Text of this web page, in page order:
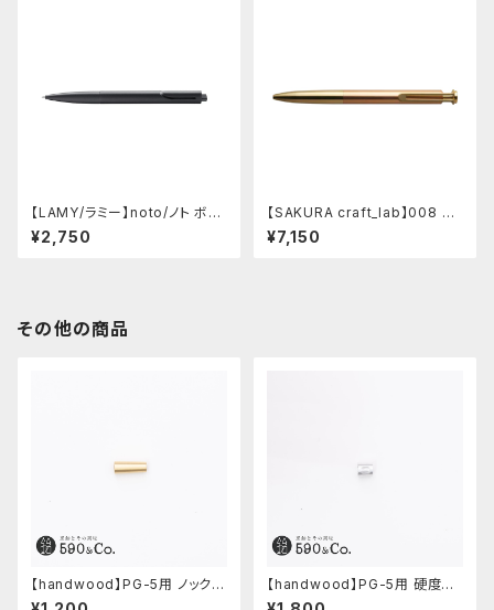
【LAMY/ラミー】noto/ノト ボー
ルペン・限定色 (オールブラック)
¥2,750
【SAKURA craft_lab】008 ゲ
ルインキボールペン (アシッドピ
ンク)
¥7,150
その他の商品
【handwood】PG-5用 ノック部
カバー (真鍮)
【handwood】PG-5用 硬度表
示窓 (超超ジュラルミン/楕円)